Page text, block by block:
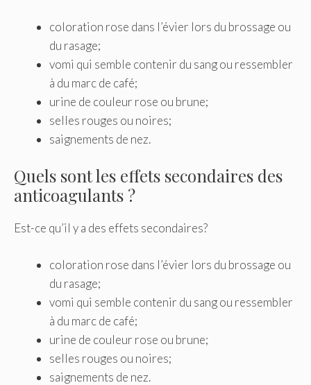
coloration rose dans l’évier lors du brossage ou
du rasage;
vomi qui semble contenir du sang ou ressembler
à du marc de café;
urine de couleur rose ou brune;
selles rouges ou noires;
saignements de nez.
Quels sont les effets secondaires des
anticoagulants ?
Est-ce qu’il y a des effets secondaires?
coloration rose dans l’évier lors du brossage ou
du rasage;
vomi qui semble contenir du sang ou ressembler
à du marc de café;
urine de couleur rose ou brune;
selles rouges ou noires;
saignements de nez.